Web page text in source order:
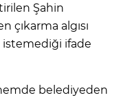
Şahin
çıkarma algısı
istemediği ifade
belediyeden